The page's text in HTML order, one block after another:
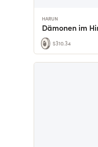
HARUN
Dämonen im
$310.34